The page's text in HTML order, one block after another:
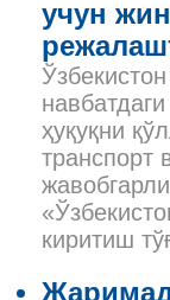
учун
ҳуқуқни
транспорт
киритиш